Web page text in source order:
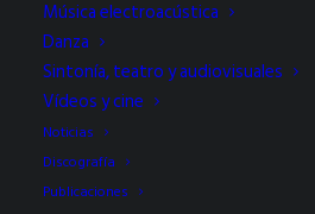
Música electroacústica
Danza
Sintonía, teatro y audiovisuales
Vídeos y cine
Noticias
Discografía
Publicaciones